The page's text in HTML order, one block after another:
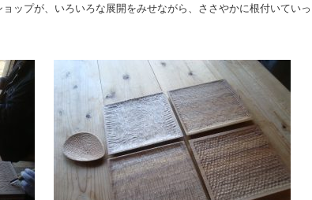
ップが、いろいろな展開をみせながら、ささやかに根付いていっ